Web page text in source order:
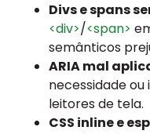
Divs e spans
<div>/<span>
semânticos
ARIA mal
necessidade
leitores de tela.
CSS inline e